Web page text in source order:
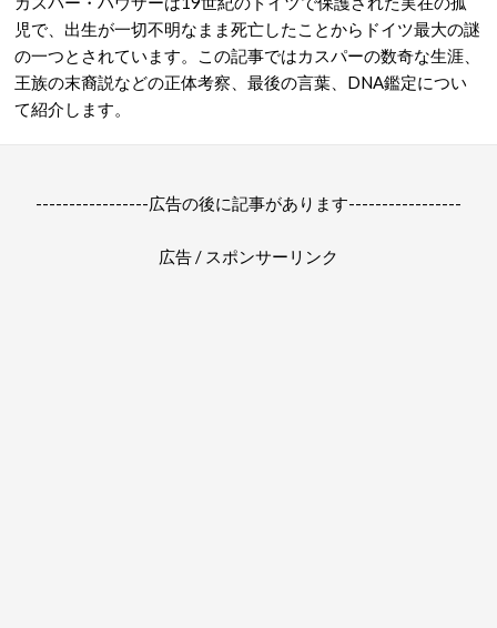
児で、出生が一切不明なまま死亡したことからドイツ最大の謎
の一つとされています。この記事ではカスパーの数奇な生涯、
王族の末裔説などの正体考察、最後の言葉、DNA鑑定につい
て紹介します。
-----------------広告の後に記事があります-----------------
広告 / スポンサーリンク